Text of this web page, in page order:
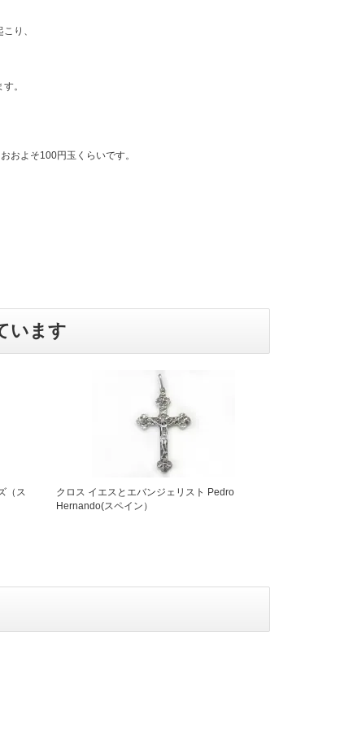
り、
。
およそ100円玉くらいです。
います
（ス
クロス イエスとエバンジェリスト Pedro
Hernando(スペイン）